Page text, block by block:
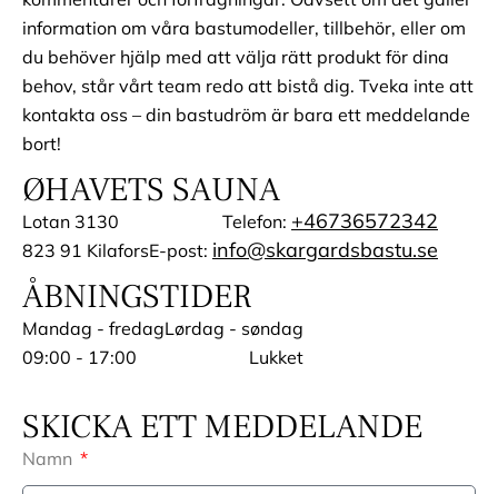
information om våra bastumodeller, tillbehör, eller om
du behöver hjälp med att välja rätt produkt för dina
behov, står vårt team redo att bistå dig. Tveka inte att
kontakta oss – din bastudröm är bara ett meddelande
bort!
ØHAVETS SAUNA
Lotan 3130
823 91 Kilafors
Telefon: +46736572342
E-post: info@skargardsbastu.se
ÅBNINGSTIDER
Mandag - fredag
09:00 - 17:00
Lørdag - søndag
Lukket
SKICKA ETT MEDDELANDE
Namn